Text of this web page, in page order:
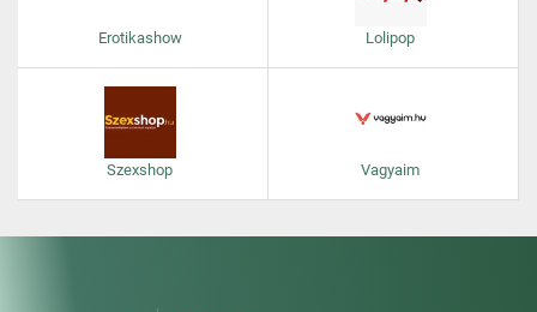
Erotikashow Lolipop
Szexshop Vagyaim